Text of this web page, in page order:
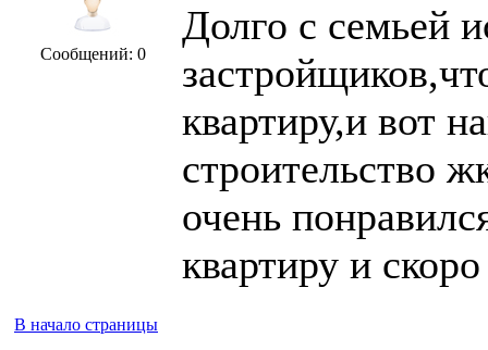
Сообщений: 0
Долго с семьей
квартиру,и вот
строительство
очень
квартиру и
В начало страницы